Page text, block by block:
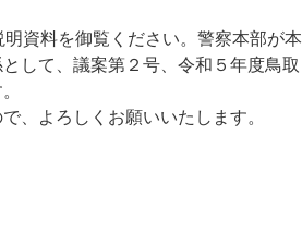
資料を御覧ください。警察本部が本
して、議案第２号、令和５年度鳥取
、よろしくお願いいたします。